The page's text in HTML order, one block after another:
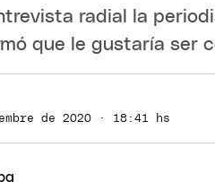
radial la
que le gustaría ser
de 2020 · 18:41 hs